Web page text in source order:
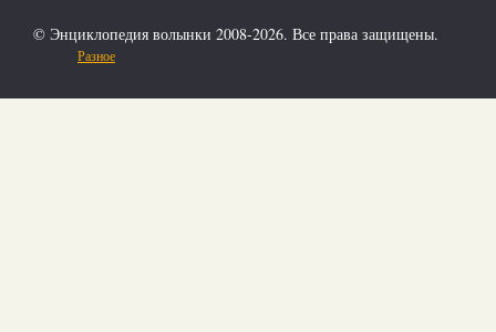
© Энциклопедия волынки 2008-2026. Все права защищены.
Разное